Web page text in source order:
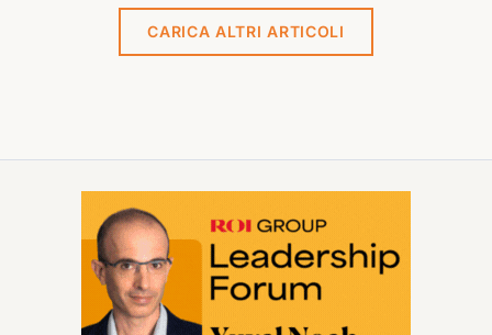
CARICA ALTRI ARTICOLI